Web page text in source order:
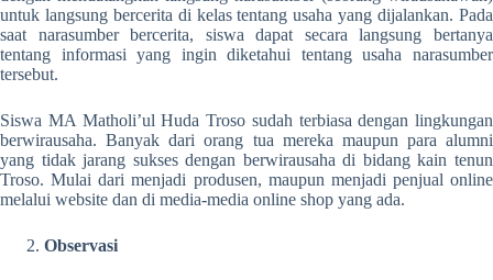
untuk langsung bercerita di kelas tentang usaha yang dijalankan. Pada
saat narasumber bercerita, siswa dapat secara langsung bertanya
tentang informasi yang ingin diketahui tentang usaha narasumber
tersebut.
Siswa MA Matholi’ul Huda Troso sudah terbiasa dengan lingkungan
berwirausaha. Banyak dari orang tua mereka maupun para alumni
yang tidak jarang sukses dengan berwirausaha di bidang kain tenun
Troso. Mulai dari menjadi produsen, maupun menjadi penjual online
melalui website dan di media-media online shop yang ada.
Observasi